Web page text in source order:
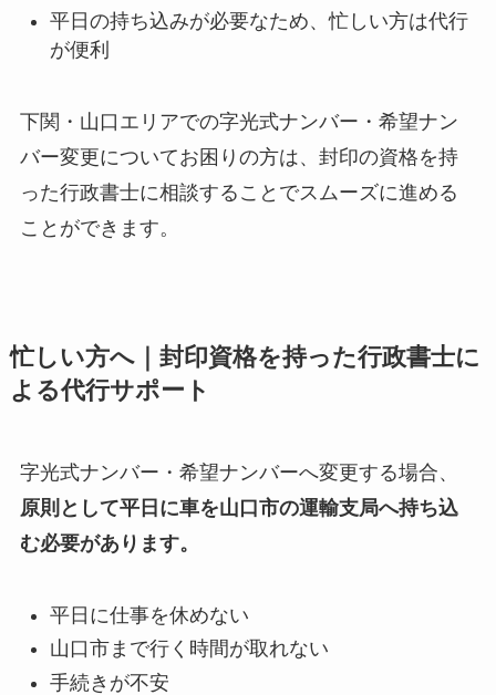
平日の持ち込みが必要なため、忙しい方は代行
が便利
下関・山口エリアでの字光式ナンバー・希望ナン
バー変更についてお困りの方は、封印の資格を持
った行政書士に相談することでスムーズに進める
ことができます。
忙しい方へ｜封印資格を持った行政書士に
よる代行サポート
字光式ナンバー・希望ナンバーへ変更する場合、
原則として平日に車を山口市の運輸支局へ持ち込
む必要があります。
平日に仕事を休めない
山口市まで行く時間が取れない
手続きが不安